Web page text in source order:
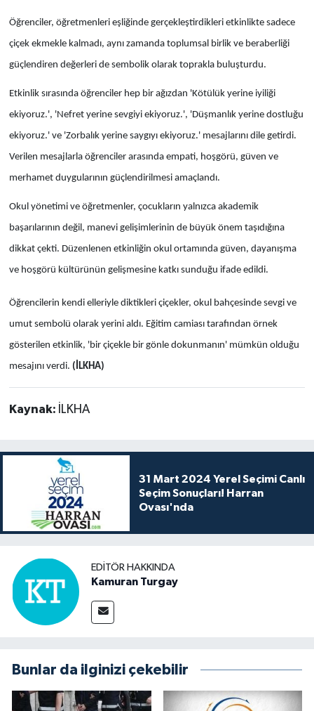
Öğrenciler, öğretmenleri eşliğinde gerçekleştirdikleri etkinlikte sadece
çiçek ekmekle kalmadı, aynı zamanda toplumsal birlik ve beraberliği
güçlendiren değerleri de sembolik olarak toprakla buluşturdu.
Etkinlik sırasında öğrenciler hep bir ağızdan 'Kötülük yerine iyiliği
ekiyoruz.', 'Nefret yerine sevgiyi ekiyoruz.', 'Düşmanlık yerine dostluğu
ekiyoruz.' ve 'Zorbalık yerine saygıyı ekiyoruz.' mesajlarını dile getirdi.
Verilen mesajlarla öğrenciler arasında empati, hoşgörü, güven ve
merhamet duygularının güçlendirilmesi amaçlandı.
Okul yönetimi ve öğretmenler, çocukların yalnızca akademik
başarılarının değil, manevi gelişimlerinin de büyük önem taşıdığına
dikkat çekti. Düzenlenen etkinliğin okul ortamında güven, dayanışma
ve hoşgörü kültürünün gelişmesine katkı sunduğu ifade edildi.
Öğrencilerin kendi elleriyle diktikleri çiçekler, okul bahçesinde sevgi ve
umut sembolü olarak yerini aldı. Eğitim camiası tarafından örnek
gösterilen etkinlik, 'bir çiçekle bir gönle dokunmanın' mümkün olduğu
mesajını verdi. (İLKHA)
Kaynak: İLKHA
31 Mart 2024 Yerel Seçimi Canlı
Seçim Sonuçları! Harran
Ovası'nda
EDITÖR HAKKINDA
Kamuran Turgay
Bunlar da ilginizi çekebilir